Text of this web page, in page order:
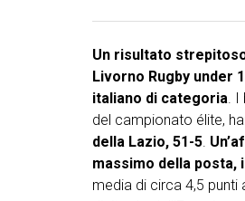
Un risultato
Livorno Rugby under
italiano di categoria .
del campionato élite,
della Lazio, 51-5
massimo della posta,
media di circa 4,5